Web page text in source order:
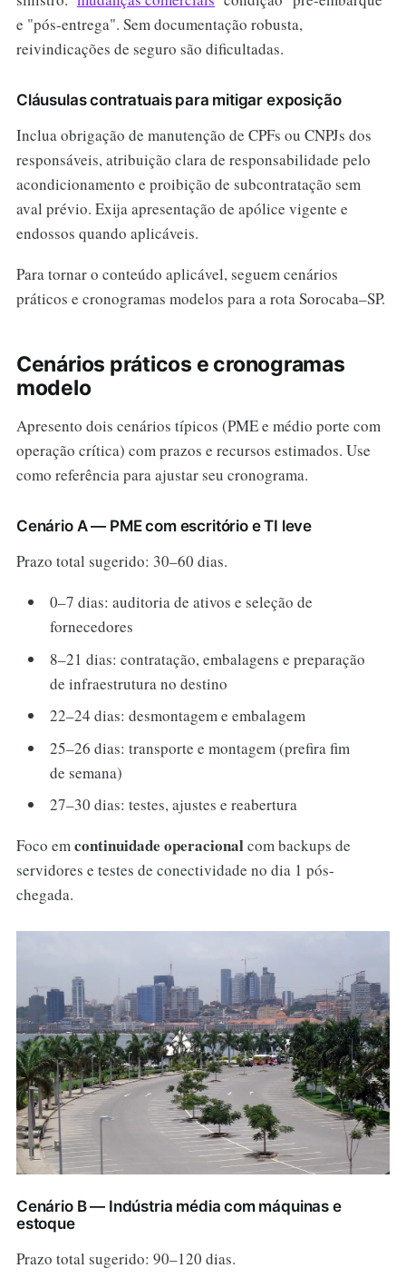
e "pós-entrega". Sem documentação robusta,
reivindicações de seguro são dificultadas.
Cláusulas contratuais para mitigar exposição
Inclua obrigação de manutenção de CPFs ou CNPJs dos
responsáveis, atribuição clara de responsabilidade pelo
acondicionamento e proibição de subcontratação sem
aval prévio. Exija apresentação de apólice vigente e
endossos quando aplicáveis.
Para tornar o conteúdo aplicável, seguem cenários
práticos e cronogramas modelos para a rota Sorocaba–SP.
Cenários práticos e cronogramas
modelo
Apresento dois cenários típicos (PME e médio porte com
operação crítica) com prazos e recursos estimados. Use
como referência para ajustar seu cronograma.
Cenário A — PME com escritório e TI leve
Prazo total sugerido: 30–60 dias.
0–7 dias: auditoria de ativos e seleção de
fornecedores
8–21 dias: contratação, embalagens e preparação
de infraestrutura no destino
22–24 dias: desmontagem e embalagem
25–26 dias: transporte e montagem (prefira fim
de semana)
27–30 dias: testes, ajustes e reabertura
Foco emcontinuidade operacionalcom backups de
servidores e testes de conectividade no dia 1 pós-
chegada.
Cenário B — Indústria média com máquinas e
estoque
Prazo total sugerido: 90–120 dias.